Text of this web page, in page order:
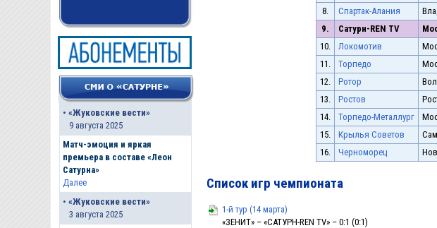
• «Жуковские вести»
9 августа 2025
Матч-эмоция и яркая
премьера в составе «Леон
Сатурна»
Далее
• «Жуковские вести»
3 августа 2025
8.
Спартак-Алания
9.
Сатурн-REN TV
10.
Локомотив
11.
Торпедо
12.
Ротор
13.
Ростов
14.
Торпедо-Металлург
15.
Крылья Советов
16.
Черноморец
Список игр чемпионата
1-й тур (14 марта)
«ЗЕНИТ» – «САТУРН-REN TV» – 0:1 (0:1)